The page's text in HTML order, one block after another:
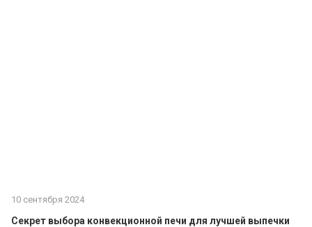
10 сентября 2024
Секрет выбора конвекционной печи для лучшей выпечки